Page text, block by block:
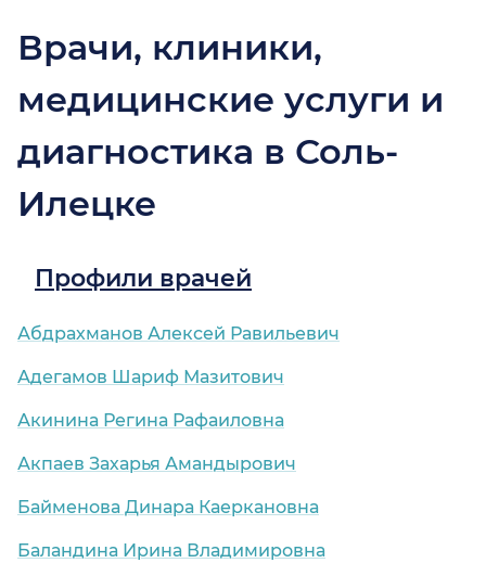
Врачи, клиники,
медицинские услуги и
диагностика в Соль-
Илецке
Профили врачей
Абдрахманов Алексей Равильевич
Адегамов Шариф Мазитович
Акинина Регина Рафаиловна
Акпаев Захарья Амандырович
Байменова Динара Каеркановна
Баландина Ирина Владимировна